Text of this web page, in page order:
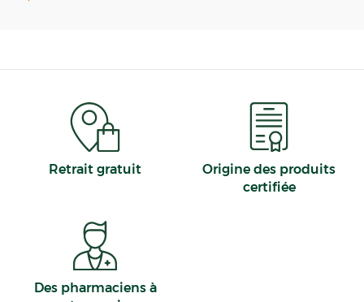
Retrait gratuit
Origine des produits
certifiée
Des pharmaciens à